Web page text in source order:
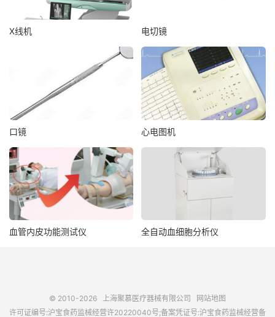
X线机 电切镜
口镜 心电图机
血管内皮功能测试仪 全自动血细胞分析仪
© 2010-2026 上海聚慕医疗器械有限公司
网站地图
许可证编号:沪宝食药监械经营许20220040号;备案凭证号:沪宝食药监械经营备